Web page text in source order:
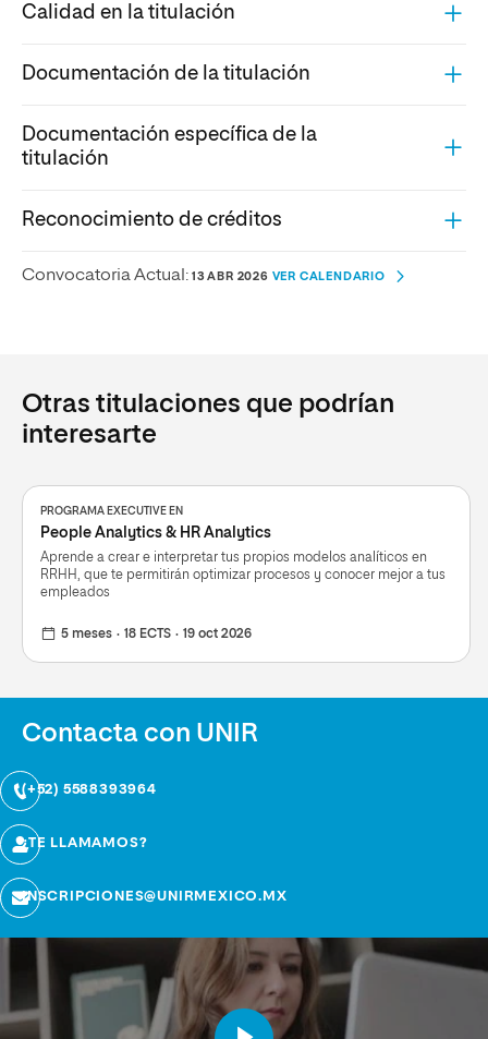
Calidad en la titulación
Documentación de la titulación
Documentación específica de la
titulación
Reconocimiento de créditos
Convocatoria Actual: 13 ABR 2026 VER CALENDARIO
Otras titulaciones que podrían
interesarte
PROGRAMA EXECUTIVE EN
People Analytics & HR Analytics
Aprende a crear e interpretar tus propios modelos analíticos en
RRHH, que te permitirán optimizar procesos y conocer mejor a tus
empleados
5 meses 18 ECTS 19 oct 2026
Contacta con UNIR
(+52) 5588393964
¿TE LLAMAMOS?
INSCRIPCIONES@UNIRMEXICO.MX